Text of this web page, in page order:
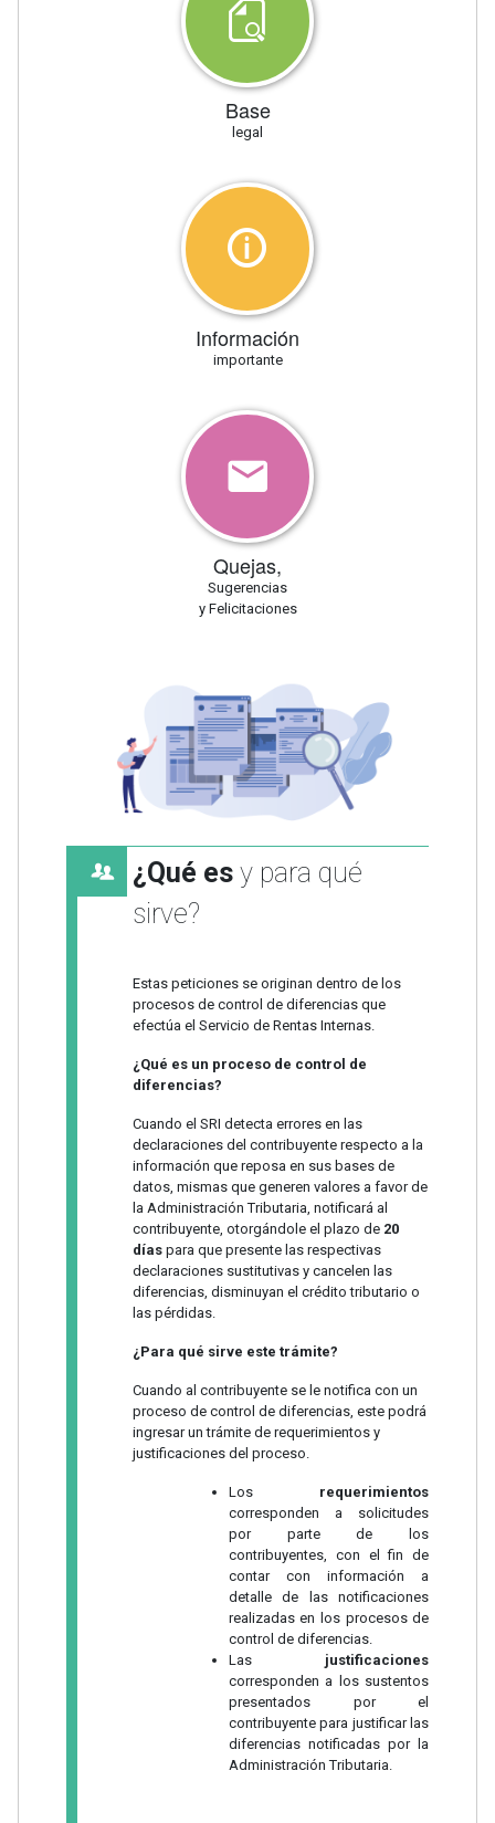
Base
legal
Información
importante
Quejas,
Sugerencias
y Felicitaciones
¿Qué esy para qué
sirve?
Estas peticiones se originan dentro de los
procesos de control de diferencias que
efectúa el Servicio de Rentas Internas.
¿Qué es un proceso de control de
diferencias?
Cuando el SRI detecta errores en las
declaraciones del contribuyente respecto a la
información que reposa en sus bases de
datos, mismas que generen valores a favor de
la Administración Tributaria, notificará al
contribuyente, otorgándole el plazo de 20
díaspara que presente las respectivas
declaraciones sustitutivas y cancelen las
diferencias, disminuyan el crédito tributario o
las pérdidas.
¿Para qué sirve este trámite?
Cuando al contribuyente se le notifica con un
proceso de control de diferencias, este podrá
ingresar un trámite de requerimientos y
justificaciones del proceso.
Los requerimientos
corresponden a solicitudes
por parte de los
contribuyentes, con el fin de
contar con información a
detalle de las notificaciones
realizadas en los procesos de
control de diferencias.
Las justificaciones
corresponden a los sustentos
presentados por el
contribuyente para justificar las
diferencias notificadas por la
Administración Tributaria.